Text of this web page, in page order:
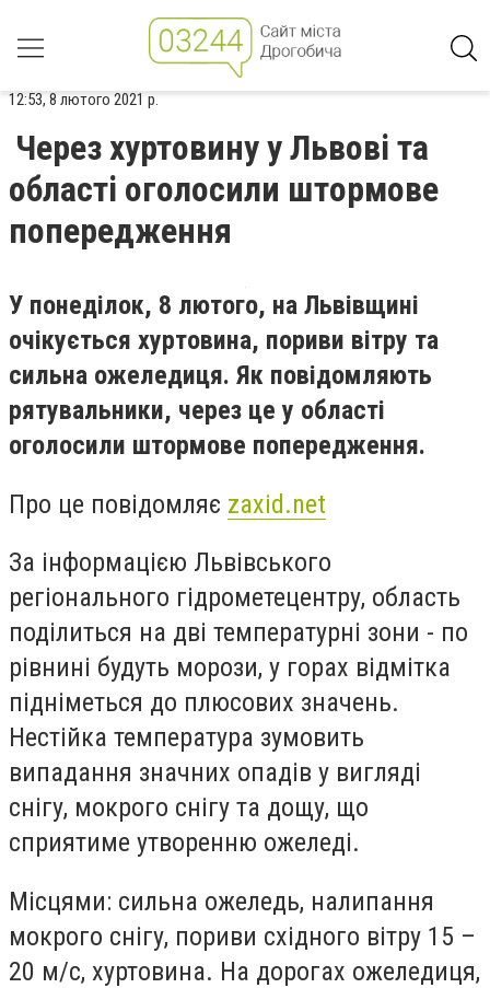
12:53, 8 лютого 2021 р.
Через хуртовину у Львові та
області оголосили штормове
попередження
У понеділок, 8 лютого, на Львівщині
очікується хуртовина, пориви вітру та
сильна ожеледиця. Як повідомляють
рятувальники, через це у області
оголосили штормове попередження.
Про це повідомляє zaxid.net
За інформацією Львівського
регіонального гідрометецентру, область
поділиться на дві температурні зони - по
рівнині будуть морози, у горах відмітка
підніметься до плюсових значень.
Нестійка температура зумовить
випадання значних опадів у вигляді
снігу, мокрого снігу та дощу, що
сприятиме утворенню ожеледі.
Місцями: сильна ожеледь, налипання
мокрого снігу, пориви східного вітру 15 –
20 м/с, хуртовина. На дорогах ожеледиця,